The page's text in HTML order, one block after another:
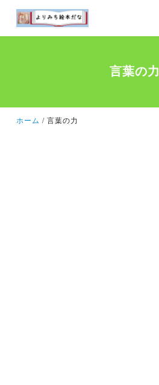
言葉の力
ホーム 言葉の力